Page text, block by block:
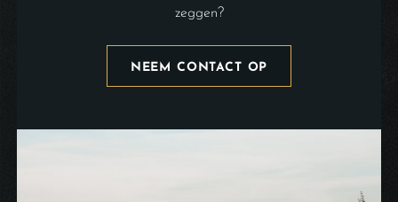
zeggen?
NEEM CONTACT OP